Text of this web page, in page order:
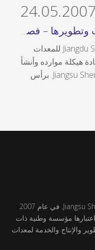
2007: إعادة هيكلة المؤسسات وتطويرها – فصل جديد من التنمية المتخصصة
في مايو 2007، أكمل مصنع Jiangdu Shenghua للمعدات
هيكلة موارده وأنشأ
رسميًا شركة Jiangsu Shenghua Electric Co., Ltd. برأس
24.05.2007
تأسست شركة Jiangsu Shenghua Electric Co., Ltd. في عام 2007
مؤسسة وطنية ذات
والإنتاج والخدمة لمعدات